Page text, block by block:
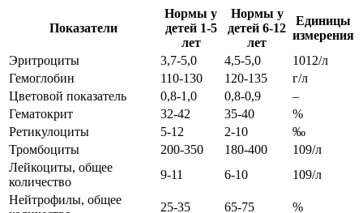
Показатели
Нормы у
детей 1-5
лет
Нормы у
детей 6-12
лет
Единицы
измерения
Эритроциты
3,7-5,0 4,5-5,0
1012/л
Гемоглобин
110-130 120-135
г/л
Цветовой показатель
0,8-1,0 0,8-0,9
–
Гематокрит
32-42 35-40
%
Ретикулоциты
5-12 2-10
‰
Тромбоциты
200-350 180-400
109/л
Лейкоциты, общее
количество
9-11 6-10
109/л
Нейтрофилы, общее
25-35 65-75 %